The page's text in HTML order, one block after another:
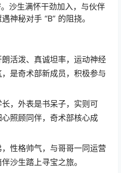
沙生满怀干劲加入，与伙伴
神秘对手 “B” 的阻挠。
活泼、真诚坦率，运动神经
是奇术部新成员，积极参与
，外表是书呆子，实则可
照顾同伴，奇术部核心成
性格帅气，与哥哥一同运营
沙生踏上寻宝之旅。